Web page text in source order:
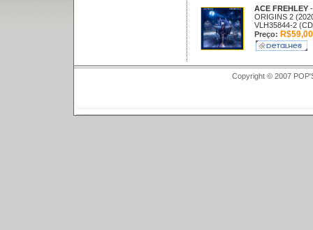
ACE FREHLEY -
ORIGINS 2
VLH35844-2
Preço: R$59,00
Copyright © 2007